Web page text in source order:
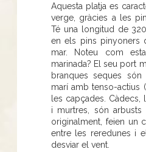
Aquesta platja es
verge, gràcies a les
Té una longitud de
en els pins pinyoners
mar. Noteu com
marinada? El seu port
branques seques són
marí amb tenso-actius
les capçades. Càdecs,
i murtres, són
originalment, feien un
entre les reredunes i
desviar el vent.